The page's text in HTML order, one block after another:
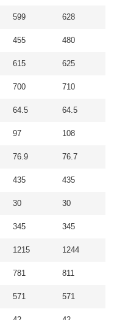
599 628
455 480
615 625
700 710
64.5 64.5
97 108
76.9 76.7
435 435
30 30
345 345
1215 1244
781 811
571 571